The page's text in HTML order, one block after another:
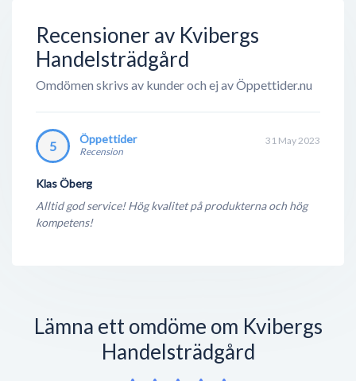
Recensioner av Kvibergs
Handelsträdgård
Omdömen skrivs av kunder och ej av Öppettider.nu
5 Öppettider
Recension
Klas Öberg
31 May 2023
Alltid god service! Hög kvalitet på produkterna och hög
kompetens!
Lämna ett omdöme om Kvibergs
Handelsträdgård